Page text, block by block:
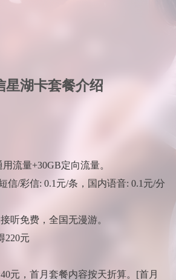
星湖卡套餐介绍
流量+30GB定向流量。
信/彩信: 0.1元/条，国内语音: 0.1元/分
听免费，全国无漫游。
220元
元，首月套餐内容按天折算。[首月